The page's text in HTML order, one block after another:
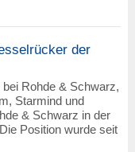
der
Rohde & Schwarz,
Starmind und
& Schwarz in der
Position wurde seit